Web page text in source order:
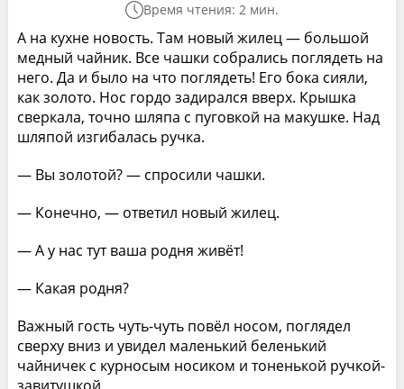
Время чтения: 2 мин.
А на кухне новость. Там новый жилец — большой
медный чайник. Все чашки собрались поглядеть на
него. Да и было на что поглядеть! Его бока сияли,
как золото. Нос гордо задирался вверх. Крышка
сверкала, точно шляпа с пуговкой на макушке. Над
шляпой изгибалась ручка.
— Вы золотой? — спросили чашки.
— Конечно, — ответил новый жилец.
— А у нас тут ваша родня живёт!
— Какая родня?
Важный гость чуть-чуть повёл носом, поглядел
сверху вниз и увидел маленький беленький
чайничек с курносым носиком и тоненькой ручкой-